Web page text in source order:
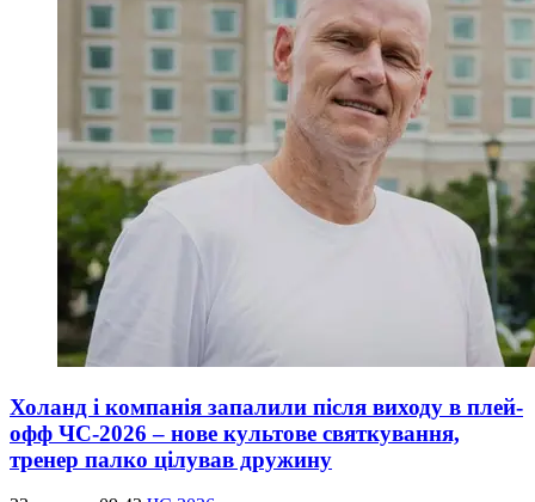
Холанд і компанія запалили після виходу в плей-
офф ЧС-2026 – нове культове святкування,
тренер палко цілував дружину